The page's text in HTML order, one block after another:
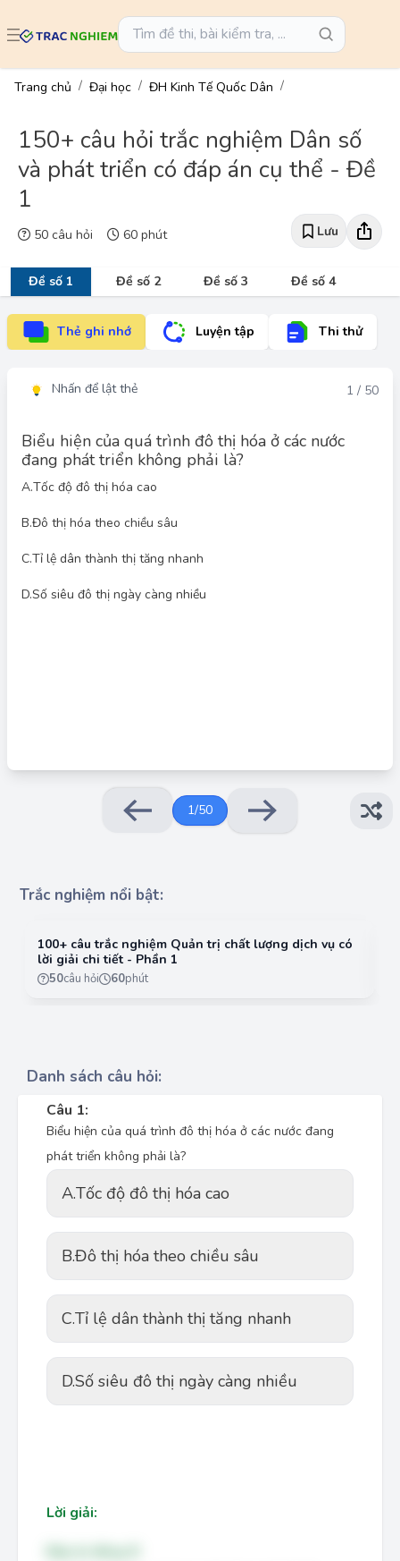
Trang chủ Đại học ĐH Kinh Tế Quốc Dân
150+ câu hỏi trắc nghiệm Dân số
và phát triển có đáp án cụ thể - Đề
1
50 câu hỏi 60 phút Lưu
Đề số 1 Đề số 2 Đề số 3 Đề số 4
Thẻ ghi nhớ Luyện tập Thi thử
Nhấn để lật thẻ 1 / 50
Biểu hiện của quá trình đô thị hóa ở các nước
đang phát triển không phải là?
A.Tốc độ đô thị hóa cao
B.Đô thị hóa theo chiều sâu
C.Tỉ lệ dân thành thị tăng nhanh
D.Số siêu đô thị ngày càng nhiều
Quá trình đô thị hóa ở các nước đang phát triển thường có các
biểu hiện như tốc độ đô thị hóa cao, tỉ lệ dân thành thị tăng
thị hóa theo chiều sâu (nâng cao chất lượng cuộc sống đô thị,
phát triển hạ tầng đồng bộ, bảo vệ môi trường) thường là một
1/50
Trắc nghiệm nổi bật:
100+ câu trắc nghiệm Quản trị chất lượng dịch vụ có
lời giải chi tiết - Phần 1
50câu hỏi 60phút
Danh sách câu hỏi:
Câu 1:
Biểu hiện của quá trình đô thị hóa ở các nước đang
phát triển không phải là?
A.Tốc độ đô thị hóa cao
B.Đô thị hóa theo chiều sâu
C.Tỉ lệ dân thành thị tăng nhanh
D.Số siêu đô thị ngày càng nhiều
Lời giải: